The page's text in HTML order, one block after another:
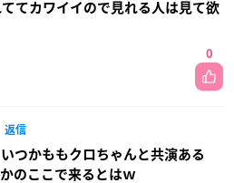
てカワイイので見れる人は見て欲
0
返信
つかももクロちゃんと共演ある
のここで来るとはｗ